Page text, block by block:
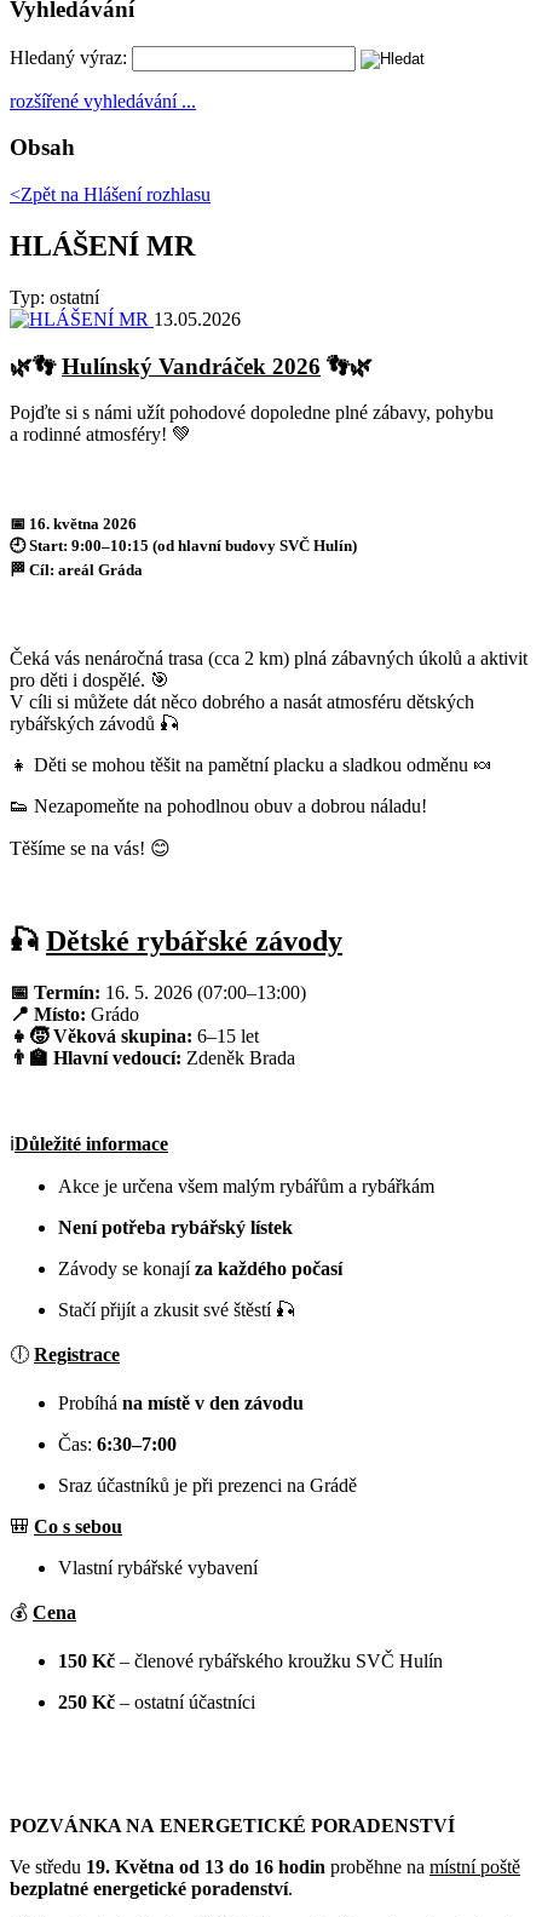
Vyhledávání
Hledaný výraz:
rozšířené vyhledávání ...
Obsah
<Zpět na Hlášení rozhlasu
HLÁŠENÍ MR
Typ: ostatní
13.05.2026
🌿👣Hulínský Vandráček 2026 👣🌿
Pojďte si s námi užít pohodové dopoledne plné zábavy, pohybu
a rodinné atmosféry! 💚
📅 16. května 2026
🕘 Start: 9:00–10:15 (od hlavní budovy SVČ Hulín)
🏁 Cíl: areál Gráda
Čeká vás nenáročná trasa (cca 2 km) plná zábavných úkolů a aktivit
pro děti i dospělé. 🎯
V cíli si můžete dát něco dobrého a nasát atmosféru dětských
rybářských závodů 🎣
👧 Děti se mohou těšit na pamětní placku a sladkou odměnu 🍬
👟 Nezapomeňte na pohodlnou obuv a dobrou náladu!
Těšíme se na vás! 😊
🎣 Dětské rybářské závody
📅 Termín: 16. 5. 2026 (07:00–13:00)
📍 Místo: Grádo
👧🧒 Věková skupina: 6–15 let
👨‍🏫 Hlavní vedoucí: Zdeněk Brada
ℹ️Důležité informace
Akce je určena všem malým rybářům a rybářkám
Není potřeba rybářský lístek
Závody se konajíza každého počasí
Stačí přijít a zkusit své štěstí 🎣
🕕 Registrace
Probíhá na místě v den závodu
Čas: 6:30–7:00
Sraz účastníků je při prezenci na Grádě
🎒 Co s sebou
Vlastní rybářské vybavení
💰 Cena
150 Kč – členové rybářského kroužku SVČ Hulín
250 Kč – ostatní účastníci
POZVÁNKA NA ENERGETICKÉ PORADENSTVÍ
Ve středu 19. Května od 13 do 16 hodin proběhne na místní poště
bezplatné energetické poradenství.